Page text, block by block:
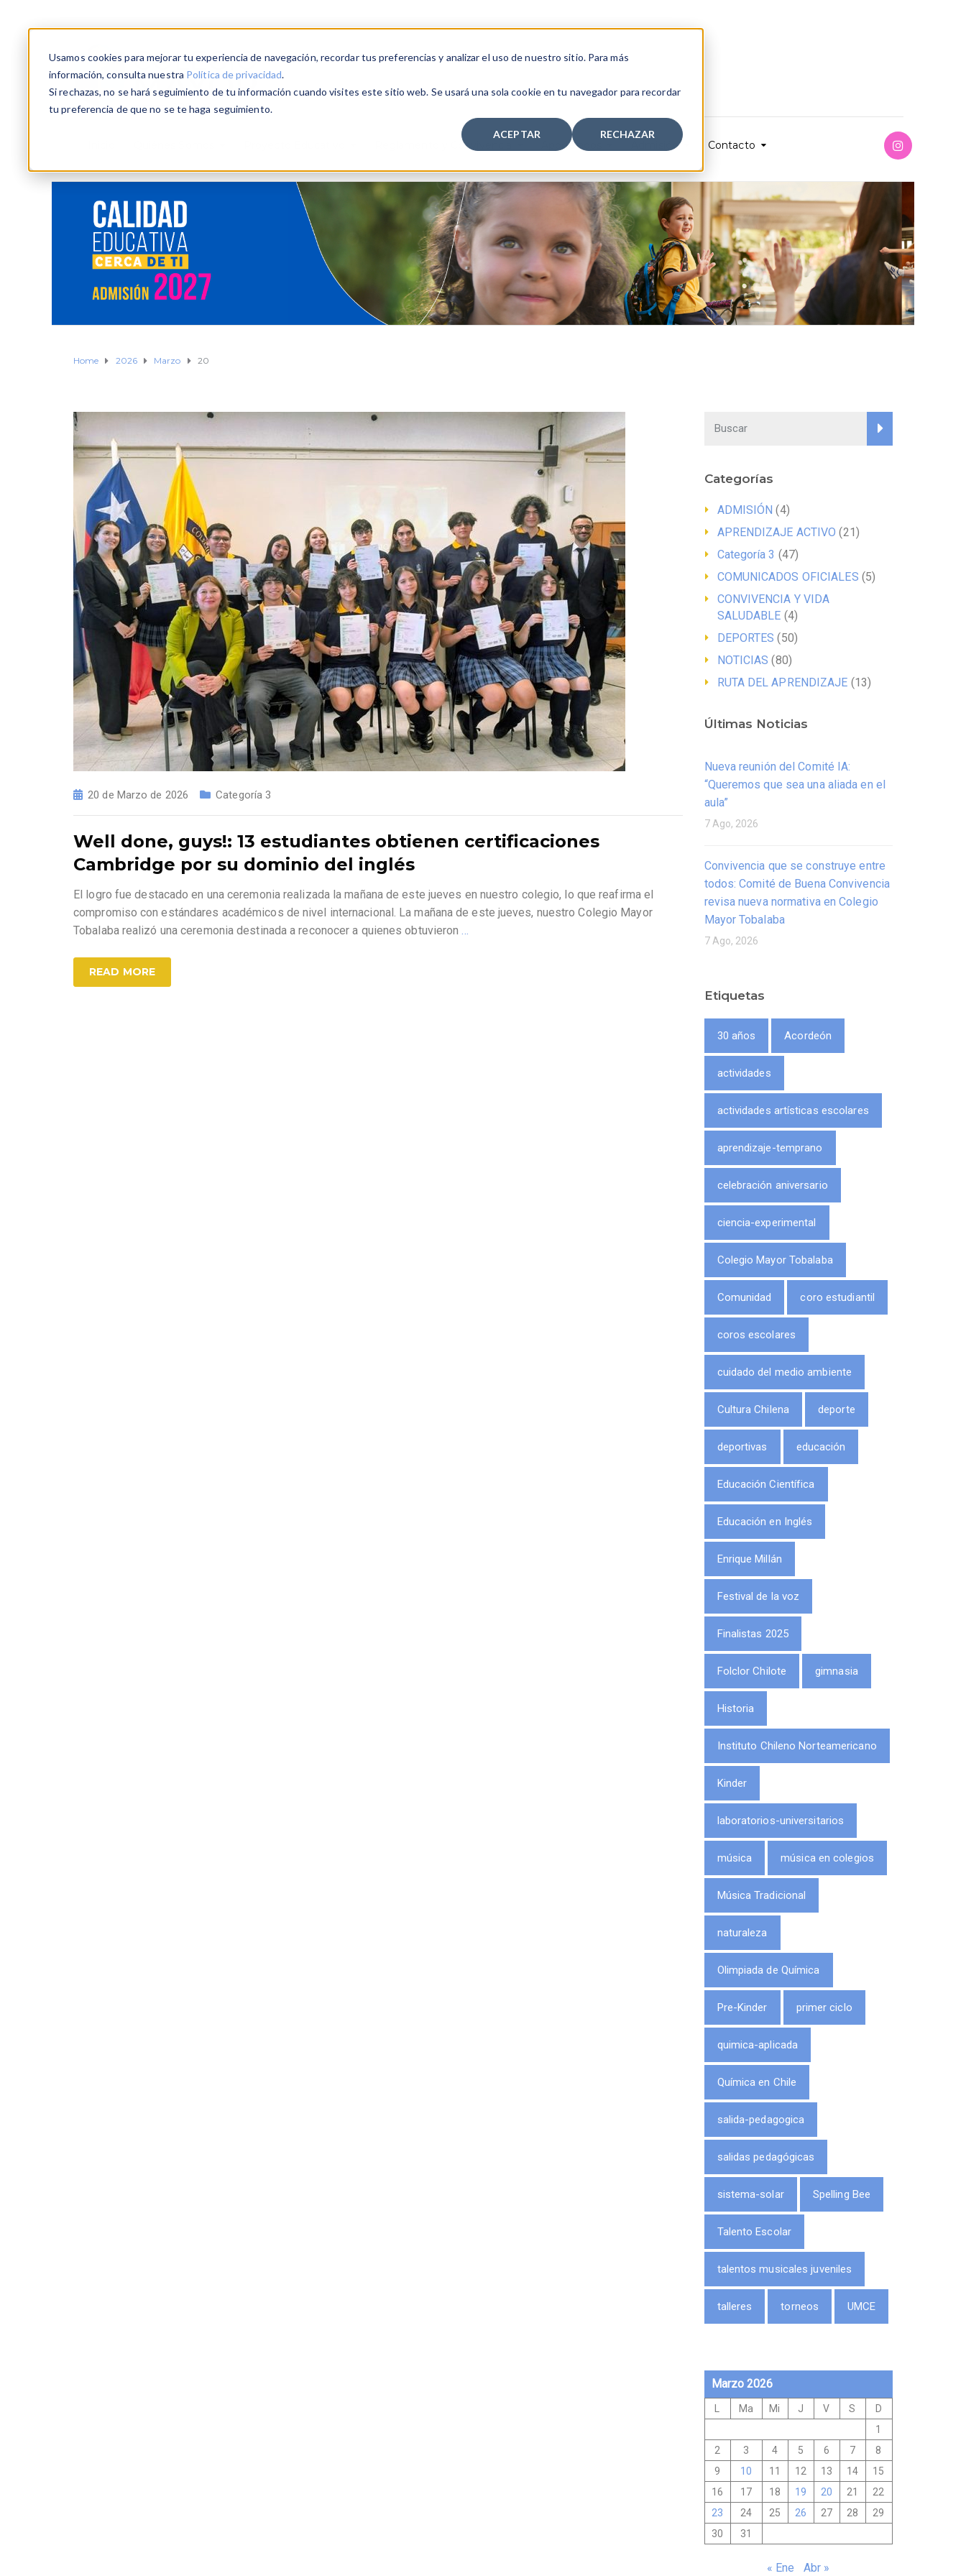
Usamos cookies para mejorar tu experiencia de navegación, recordar tus preferencias y analizar el uso de nuestro sitio. Para más
información, consulta nuestra Política de privacidad.
Si rechazas, no se hará seguimiento de tu información cuando visites este sitio web. Se usará una sola cookie en tu navegador para recordar
tu preferencia de que no se te haga seguimiento.
ACEPTAR RECHAZAR
Reglamento y Convivencia Apoderados Admisión Contacto
Home 2026 Marzo 20
20 de Marzo de 2026 Categoría 3
Well done, guys!: 13 estudiantes obtienen certificaciones
Cambridge por su dominio del inglés
El logro fue destacado en una ceremonia realizada la mañana de este jueves en nuestro colegio, lo que reafirma el
compromiso con estándares académicos de nivel internacional. La mañana de este jueves, nuestro Colegio Mayor
Tobalaba realizó una ceremonia destinada a reconocer a quienes obtuvieron
READ MORE
Categorías
ADMISIÓN (4)
APRENDIZAJE ACTIVO (21)
Categoría 3 (47)
COMUNICADOS OFICIALES (5)
CONVIVENCIA Y VIDA
SALUDABLE (4)
DEPORTES (50)
NOTICIAS (80)
RUTA DEL APRENDIZAJE (13)
Últimas Noticias
Nueva reunión del Comité IA:
“Queremos que sea una aliada en el
aula”
7 Ago, 2026
Convivencia que se construye entre
todos: Comité de Buena Convivencia
revisa nueva normativa en Colegio
Mayor Tobalaba
7 Ago, 2026
Etiquetas
30 años Acordeón
actividades
actividades artísticas escolares
aprendizaje-temprano
celebración aniversario
ciencia-experimental
Colegio Mayor Tobalaba
Comunidad coro estudiantil
coros escolares
cuidado del medio ambiente
Cultura Chilena deporte
deportivas educación
Educación Científica
Educación en Inglés
Enrique Millán
Festival de la voz
Finalistas 2025
Folclor Chilote gimnasia
Historia
Instituto Chileno Norteamericano
Kinder
laboratorios-universitarios
música música en colegios
Música Tradicional
naturaleza
Olimpiada de Química
Pre-Kinder primer ciclo
quimica-aplicada
Química en Chile
salida-pedagogica
salidas pedagógicas
sistema-solar Spelling Bee
Talento Escolar
talentos musicales juveniles
talleres torneos UMCE
Marzo 2026
Ma Mi J V S
D
1
2
3 4 5 6 7
8
9
10 11 12 13 14
15
16
17 18 19 20 21
22
23
24 25 26 27 28
29
30
31
« Ene Abr »